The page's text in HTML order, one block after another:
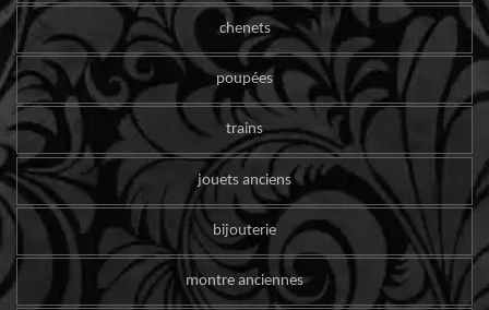
chenets
poupées
trains
jouets anciens
bijouterie
montre anciennes